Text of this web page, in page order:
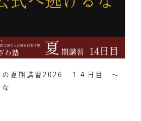
の夏期講習2026 １４日目 ～